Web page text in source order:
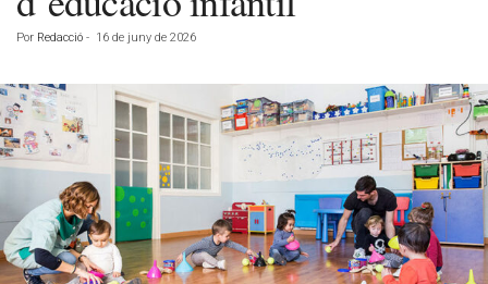
Por Redacció - 16 de juny de 2026